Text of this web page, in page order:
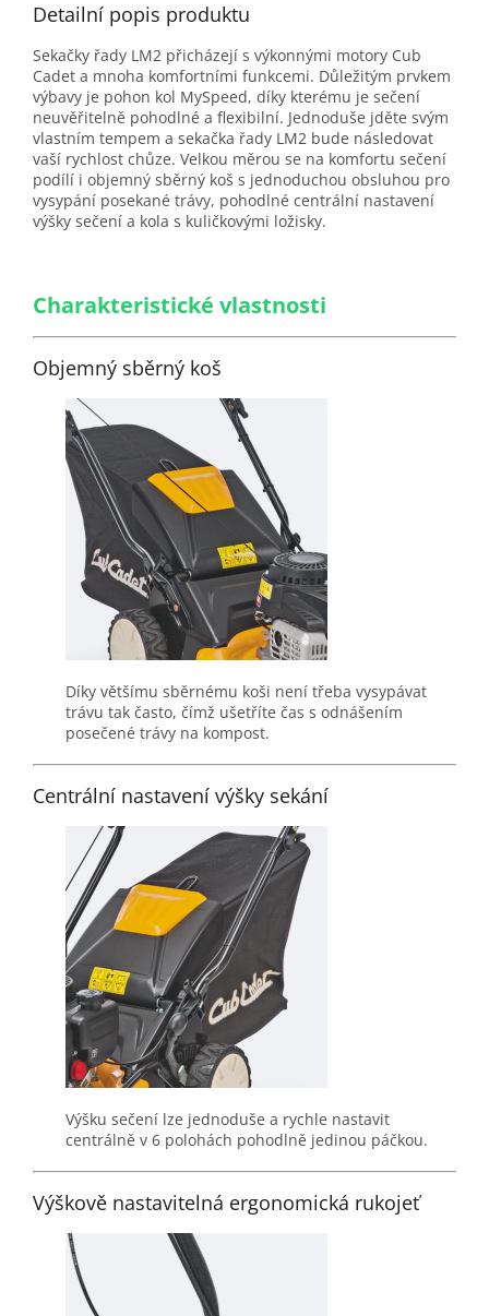
Detailní popis produktu
Sekačky řady LM2 přicházejí s výkonnými motory Cub
Cadet a mnoha komfortními funkcemi. Důležitým prvkem
výbavy je pohon kol MySpeed, díky kterému je sečení
neuvěřitelně pohodlné a flexibilní. Jednoduše jděte svým
vlastním tempem a sekačka řady LM2 bude následovat
vaší rychlost chůze. Velkou měrou se na komfortu sečení
podílí i objemný sběrný koš s jednoduchou obsluhou pro
vysypání posekané trávy, pohodlné centrální nastavení
výšky sečení a kola s kuličkovými ložisky.
Charakteristické vlastnosti
Objemný sběrný koš
Díky většímu sběrnému koši není třeba vysypávat
trávu tak často, čímž ušetříte čas s odnášením
posečené trávy na kompost.
Centrální nastavení výšky sekání
Výšku sečení lze jednoduše a rychle nastavit
centrálně v 6 polohách pohodlně jedinou páčkou.
Výškově nastavitelná ergonomická rukojeť